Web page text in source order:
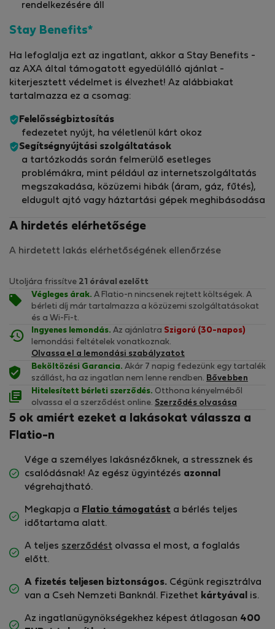
rendelkezésére áll
Stay Benefits*
Ha lefoglalja ezt az ingatlant, akkor a Stay Benefits -
az AXA által támogatott egyedülálló ajánlat -
kiterjesztett védelmet is élvezhet! Az alábbiakat
tartalmazza ez a csomag:
Felelősségbiztosítás
fedezetet nyújt, ha véletlenül kárt okoz
Segítségnyújtási szolgáltatások
a tartózkodás során felmerülő esetleges
problémákra, mint például az internetszolgáltatás
megszakadása, közüzemi hibák (áram, gáz, fűtés),
eldugult ajtó vagy háztartási gépek meghibásodása
A hirdetés elérhetősége
A hirdetett lakás elérhetőségének ellenőrzése
Utoljára frissítve 21 órával ezelőtt
Végleges árak. A Flatio-n nincsenek rejtett költségek. A
bérleti díj már tartalmazza a közüzemi szolgáltatásokat
és a Wi-Fi-t.
Ingyenes lemondás. Az ajánlatra Szigorú (30-napos)
lemondási feltételek vonatkoznak.
Olvassa el a lemondási szabályzatot
Beköltözési Garancia. Akár 7 napig fedezünk egy tartalék
szállást, ha az ingatlan nem lenne rendben. Bővebben
Hitelesített bérleti szerződés. Otthona kényelméből
olvassa el a szerződést online. Szerződés olvasása
5 ok amiért ezeket a lakásokat válassza a
Flatio-n
Vége a személyes lakásnézőknek, a stressznek és
csalódásnak! Az egész ügyintézés azonnal
végrehajtható.
Megkapja a Flatio támogatást a bérlés teljes
időtartama alatt.
A teljes szerződést olvassa el most, a foglalás
előtt.
A fizetés teljesen biztonságos. Cégünk regisztrálva
van a Cseh Nemzeti Banknál. Fizethet kártyával is.
Az ingatlanügynökségekhez képest átlagosan 400